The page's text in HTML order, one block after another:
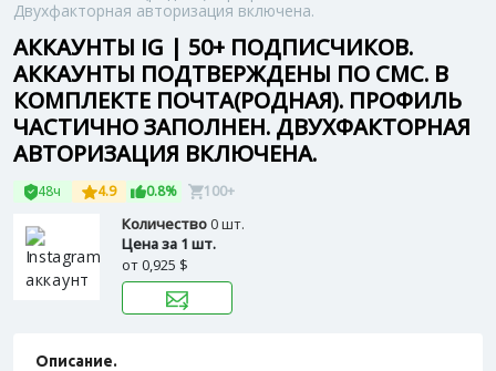
Двухфакторная авторизация включена.
АККАУНТЫ IG | 50+ ПОДПИСЧИКОВ.
АККАУНТЫ ПОДТВЕРЖДЕНЫ ПО СМС. В
КОМПЛЕКТЕ ПОЧТА(РОДНАЯ). ПРОФИЛЬ
ЧАСТИЧНО ЗАПОЛНЕН. ДВУХФАКТОРНАЯ
АВТОРИЗАЦИЯ ВКЛЮЧЕНА.
48ч 4.9 0.8% 100+
Количество0 шт.
Цена за 1 шт.
от0,925 $
Описание.